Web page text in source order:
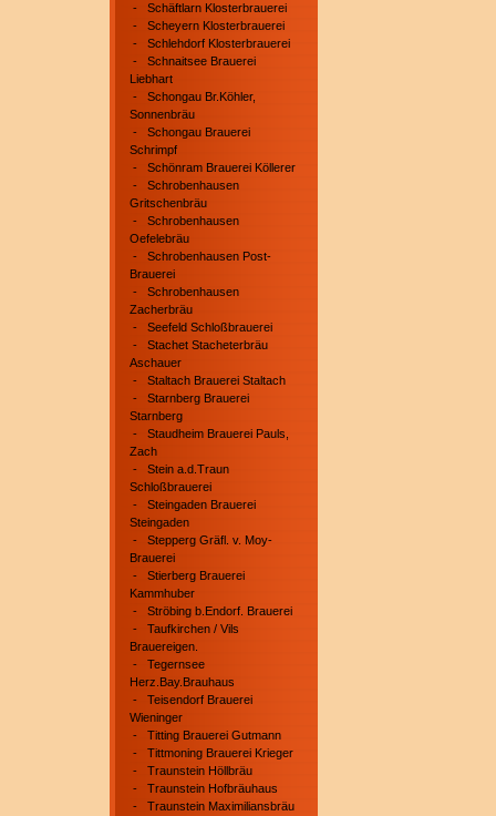
- Schäftlarn Klosterbrauerei
- Scheyern Klosterbrauerei
- Schlehdorf Klosterbrauerei
- Schnaitsee Brauerei
Liebhart
- Schongau Br.Köhler,
Sonnenbräu
- Schongau Brauerei
Schrimpf
- Schönram Brauerei Köllerer
- Schrobenhausen
Gritschenbräu
- Schrobenhausen
Oefelebräu
- Schrobenhausen Post-
Brauerei
- Schrobenhausen
Zacherbräu
- Seefeld Schloßbrauerei
- Stachet Stacheterbräu
Aschauer
- Staltach Brauerei Staltach
- Starnberg Brauerei
Starnberg
- Staudheim Brauerei Pauls,
Zach
- Stein a.d.Traun
Schloßbrauerei
- Steingaden Brauerei
Steingaden
- Stepperg Gräfl. v. Moy-
Brauerei
- Stierberg Brauerei
Kammhuber
- Ströbing b.Endorf. Brauerei
- Taufkirchen / Vils
Brauereigen.
- Tegernsee
Herz.Bay.Brauhaus
- Teisendorf Brauerei
Wieninger
- Titting Brauerei Gutmann
- Tittmoning Brauerei Krieger
- Traunstein Höllbräu
- Traunstein Hofbräuhaus
- Traunstein Maximiliansbräu